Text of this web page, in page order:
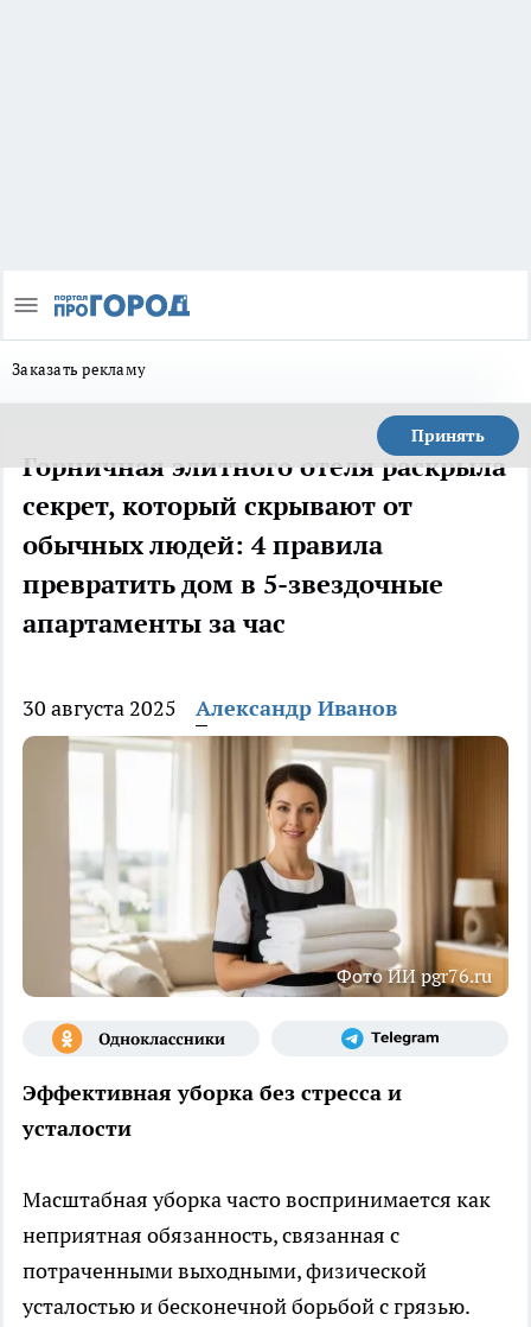
Заказать рекламу
Принять
Горничная элитного отеля раскрыла
секрет, который скрывают от
обычных людей: 4 правила
превратить дом в 5-звездочные
апартаменты за час
30 августа 2025 Александр Иванов
Фото ИИ pgr76.ru
Эффективная уборка без стресса и
усталости
Масштабная уборка часто воспринимается как
неприятная обязанность, связанная с
потраченными выходными, физической
усталостью и бесконечной борьбой с грязью.